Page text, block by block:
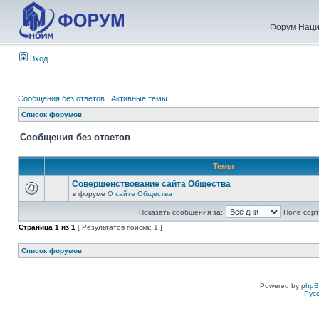
Форум
Вход
Сообщения без ответов | Активные темы
Список форумов
Сообщения без ответов
Темы
Совершенствование сайта Общества
в форуме О сайте Общества
Показать сообщения за:
Поле
Страница 1 из 1 [ Результатов поиска: 1 ]
Список форумов
Powered by